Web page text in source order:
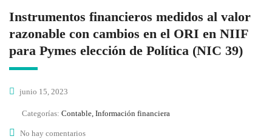
Instrumentos financieros medidos al valor
razonable con cambios en el ORI en NIIF
para Pymes elección de Política (NIC 39)
junio 15, 2023
Categorías: Contable, Información financiera
No hay comentarios